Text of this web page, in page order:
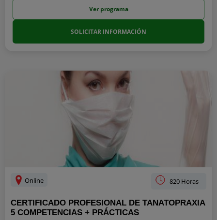
Ver programa
SOLICITAR INFORMACIÓN
Online 820 Horas
CERTIFICADO PROFESIONAL DE TANATOPRAXIA
5 COMPETENCIAS + PRÁCTICAS